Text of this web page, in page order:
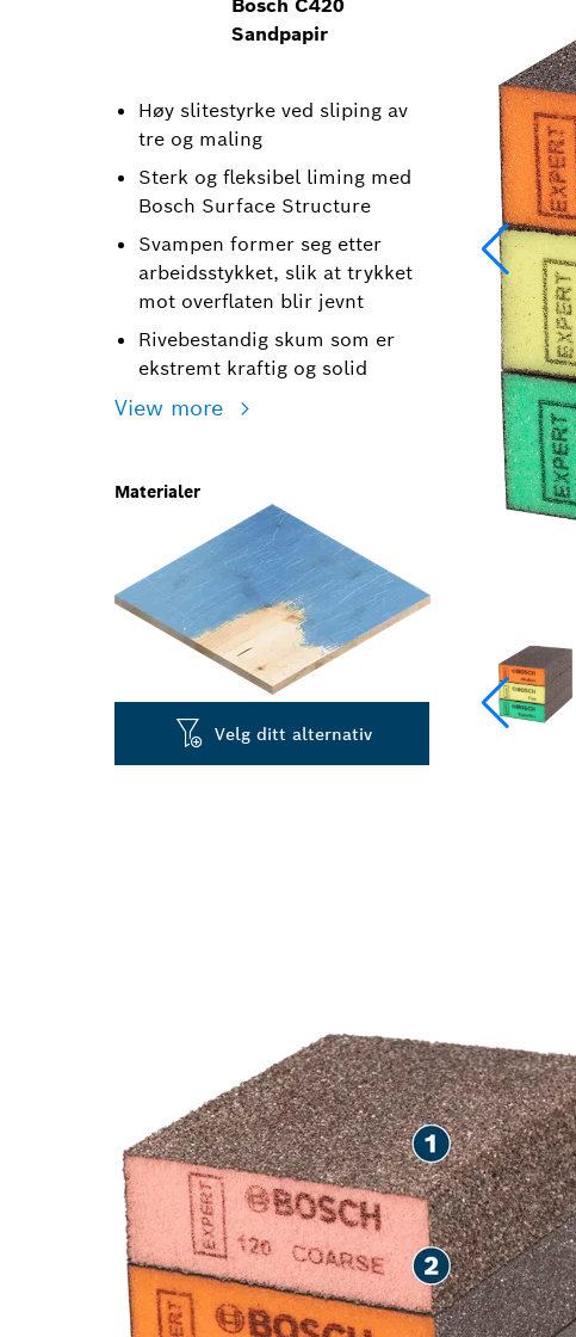
Bosch C420
Sandpapir
Høy slitestyrke ved sliping av
tre og maling
Sterk og fleksibel liming med
Bosch Surface Structure
Svampen former seg etter
arbeidsstykket, slik at trykket
mot overflaten blir jevnt
Rivebestandig skum som er
ekstremt kraftig og solid
View more
Materialer
Velg ditt alternativ